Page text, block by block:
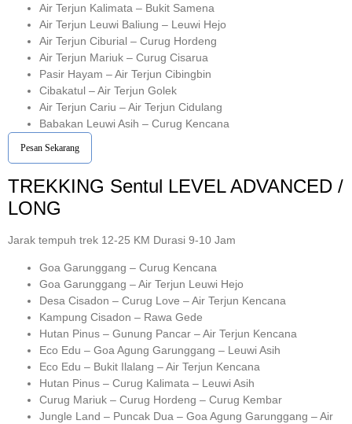
Air Terjun Kalimata – Bukit Samena
Air Terjun Leuwi Baliung – Leuwi Hejo
Air Terjun Ciburial – Curug Hordeng
Air Terjun Mariuk – Curug Cisarua
Pasir Hayam – Air Terjun Cibingbin
Cibakatul – Air Terjun Golek
Air Terjun Cariu – Air Terjun Cidulang
Babakan Leuwi Asih – Curug Kencana
Pesan Sekarang
TREKKING Sentul LEVEL ADVANCED /
LONG
Jarak tempuh trek 12-25 KM Durasi 9-10 Jam
Goa Garunggang – Curug Kencana
Goa Garunggang – Air Terjun Leuwi Hejo
Desa Cisadon – Curug Love – Air Terjun Kencana
Kampung Cisadon – Rawa Gede
Hutan Pinus – Gunung Pancar – Air Terjun Kencana
Eco Edu – Goa Agung Garunggang – Leuwi Asih
Eco Edu – Bukit Ilalang – Air Terjun Kencana
Hutan Pinus – Curug Kalimata – Leuwi Asih
Curug Mariuk – Curug Hordeng – Curug Kembar
Jungle Land – Puncak Dua – Goa Agung Garunggang – Air